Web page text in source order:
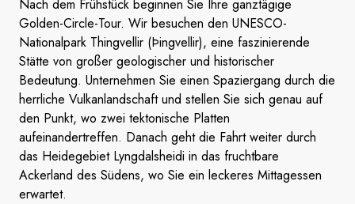
Nach dem Frühstück beginnen Sie Ihre ganztägige
Golden-Circle-Tour. Wir besuchen den UNESCO-
Nationalpark Thingvellir (Þingvellir), eine faszinierende
Stätte von großer geologischer und historischer
Bedeutung. Unternehmen Sie einen Spaziergang durch die
herrliche Vulkanlandschaft und stellen Sie sich genau auf
den Punkt, wo zwei tektonische Platten
aufeinandertreffen. Danach geht die Fahrt weiter durch
das Heidegebiet Lyngdalsheidi in das fruchtbare
Ackerland des Südens, wo Sie ein leckeres Mittagessen
erwartet.